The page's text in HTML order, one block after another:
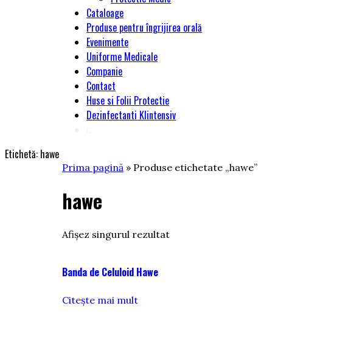
Cataloage
Produse pentru îngrijirea orală
Evenimente
Uniforme Medicale
Companie
Contact
Huse si Folii Protectie
Dezinfectanti Klintensiv
Etichetă: hawe
Prima pagină » Produse etichetate „hawe”
hawe
Afișez singurul rezultat
Banda de Celuloid Hawe
Citește mai mult